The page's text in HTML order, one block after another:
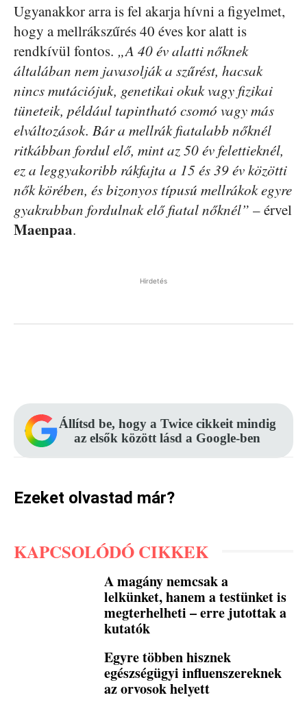
Ugyanakkor arra is fel akarja hívni a figyelmet,
hogy a mellrákszűrés 40 éves kor alatt is
rendkívül fontos. „A 40 év alatti nőknek
általában nem javasolják a szűrést, hacsak
nincs mutációjuk, genetikai okuk vagy fizikai
tüneteik, például tapintható csomó vagy más
elváltozások. Bár a mellrák fiatalabb nőknél
ritkábban fordul elő, mint az 50 év felettieknél,
ez a leggyakoribb rákfajta a 15 és 39 év közötti
nők körében, és bizonyos típusú mellrákok egyre
gyakrabban fordulnak elő fiatal nőknél” – érvel
Maenpaa.
Hirdetés
Állítsd be, hogy a Twice cikkeit mindig
az elsők között lásd a Google-ben
Ezeket olvastad már?
KAPCSOLÓDÓ CIKKEK
A magány nemcsak a
lelkünket, hanem a testünket is
megterhelheti – erre jutottak a
kutatók
Egyre többen hisznek
egészségügyi influenszereknek
az orvosok helyett